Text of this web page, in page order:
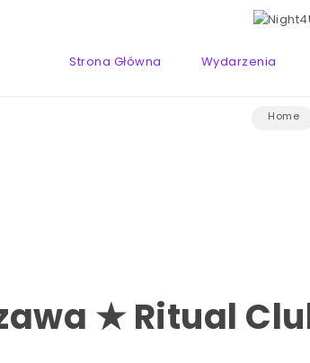
Strona Główna
Wydarzenia
Home
★ Ritual